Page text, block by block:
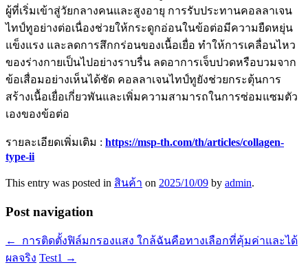
ผู้ที่เริ่มเข้าสู่วัยกลางคนและสูงอายุ การรับประทานคอลลาเจน
ไทป์ทูอย่างต่อเนื่องช่วยให้กระดูกอ่อนในข้อต่อมีความยืดหยุ่น
แข็งแรง และลดการสึกกร่อนของเนื้อเยื่อ ทำให้การเคลื่อนไหว
ของร่างกายเป็นไปอย่างราบรื่น ลดอาการเจ็บปวดหรือบวมจาก
ข้อเสื่อมอย่างเห็นได้ชัด คอลลาเจนไทป์ทูยังช่วยกระตุ้นการ
สร้างเนื้อเยื่อเกี่ยวพันและเพิ่มความสามารถในการซ่อมแซมตัว
เองของข้อต่อ
รายละเอียดเพิ่มเติม : https://msp-th.com/th/articles/collagen-
type-ii
This entry was posted in สินค้า on 2025/10/09 by admin.
Post navigation
←
การติดตั้งฟิล์มกรองแสง ใกล้ฉันคือทางเลือกที่คุ้มค่าและได้
ผลจริง Test1 →